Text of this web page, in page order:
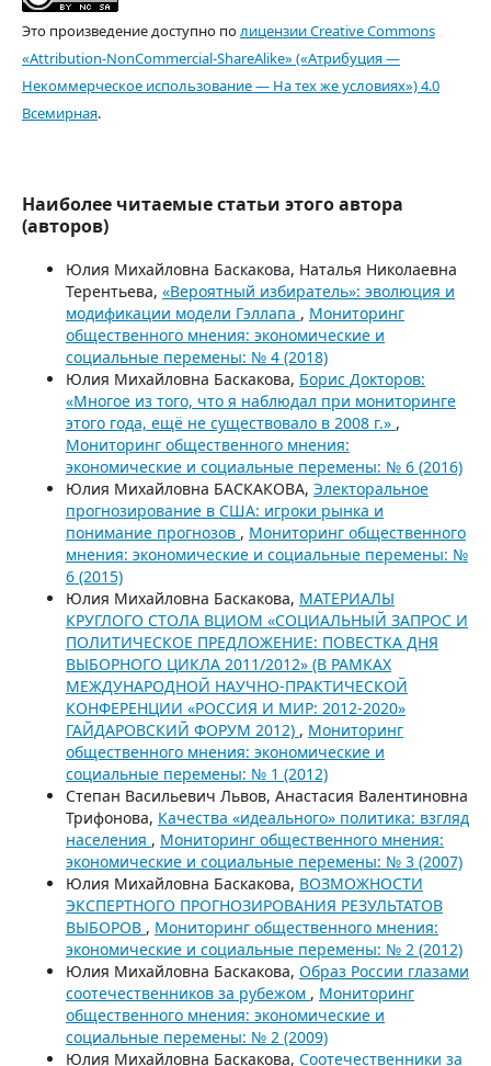
Это произведение доступно полицензии Creative Commons
«Attribution-NonCommercial-ShareAlike» («Атрибуция —
Некоммерческое использование — На тех же условиях») 4.0
Всемирная.
Наиболее читаемые статьи этого автора
(авторов)
Юлия Михайловна Баскакова, Наталья Николаевна
Терентьева, «Вероятный избиратель»: эволюция и
модификации модели Гэллапа , Мониторинг
общественного мнения: экономические и
социальные перемены: № 4 (2018)
Юлия Михайловна Баскакова, Борис Докторов:
«Многое из того, что я наблюдал при мониторинге
этого года, ещё не существовало в 2008 г.» ,
Мониторинг общественного мнения:
экономические и социальные перемены: № 6 (2016)
Юлия Михайловна БАСКАКОВА, Электоральное
прогнозирование в США: игроки рынка и
понимание прогнозов , Мониторинг общественного
мнения: экономические и социальные перемены: №
6 (2015)
Юлия Михайловна Баскакова, МАТЕРИАЛЫ
КРУГЛОГО СТОЛА ВЦИОМ «СОЦИАЛЬНЫЙ ЗАПРОС И
ПОЛИТИЧЕСКОЕ ПРЕДЛОЖЕНИЕ: ПОВЕСТКА ДНЯ
ВЫБОРНОГО ЦИКЛА 2011/2012» (В РАМКАХ
МЕЖДУНАРОДНОЙ НАУЧНО-ПРАКТИЧЕСКОЙ
КОНФЕРЕНЦИИ «РОССИЯ И МИР: 2012-2020»
ГАЙДАРОВСКИЙ ФОРУМ 2012) , Мониторинг
общественного мнения: экономические и
социальные перемены: № 1 (2012)
Степан Васильевич Львов, Анастасия Валентиновна
Трифонова, Качества «идеального» политика: взгляд
населения , Мониторинг общественного мнения:
экономические и социальные перемены: № 3 (2007)
Юлия Михайловна Баскакова, ВОЗМОЖНОСТИ
ЭКСПЕРТНОГО ПРОГНОЗИРОВАНИЯ РЕЗУЛЬТАТОВ
ВЫБОРОВ , Мониторинг общественного мнения:
экономические и социальные перемены: № 2 (2012)
Юлия Михайловна Баскакова, Образ России глазами
соотечественников за рубежом , Мониторинг
общественного мнения: экономические и
социальные перемены: № 2 (2009)
Юлия Михайловна Баскакова, Соотечественники за